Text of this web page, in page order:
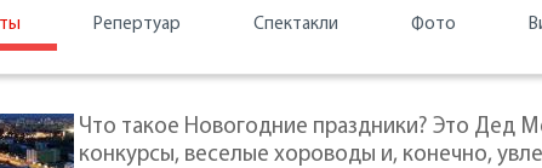
Репертуар Спектакли Фото
Что такое Новогодние праздники? Это Дед
конкурсы, веселые хороводы и, конечно,